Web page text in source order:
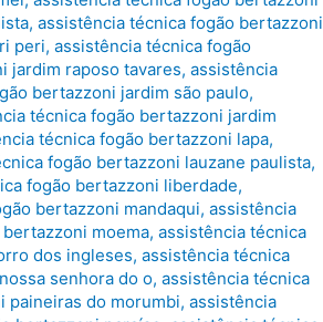
, assistência técnica fogão bertazzoni
peri, assistência técnica fogão
jardim raposo tavares, assistência
bertazzoni jardim são paulo,
técnica fogão bertazzoni jardim
técnica fogão bertazzoni lapa,
fogão bertazzoni lauzane paulista,
fogão bertazzoni liberdade,
bertazzoni mandaqui, assistência
moema, assistência técnica
dos ingleses, assistência técnica
senhora do o, assistência técnica
paineiras do morumbi, assistência